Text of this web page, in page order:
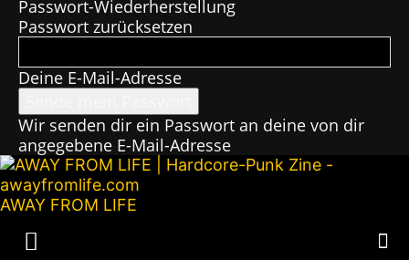
Passwort-Wiederherstellung
Passwort zurücksetzen
Deine E-Mail-Adresse
Wir senden dir ein Passwort an deine von dir
angegebene E-Mail-Adresse
AWAY FROM LIFE